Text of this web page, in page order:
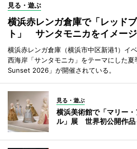
見る・遊ぶ
横浜赤レンガ倉庫で「レッド
ト」 サンタモニカをイメー
横浜赤レンガ倉庫（横浜市中区新港1）イ
西海岸「サンタモニカ」をテーマにした
Sunset 2026」が開催されている。
見る・遊ぶ
横浜美術館で「マリー
ル」展 世界初公開作品